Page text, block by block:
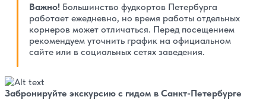
Важно! Большинство фудкортов Петербурга
работает ежедневно, но время работы отдельных
корнеров может отличаться. Перед посещением
рекомендуем уточнить график на официальном
сайте или в социальных сетях заведения.
Забронируйте экскурсию с гидом в Санкт-Петербурге